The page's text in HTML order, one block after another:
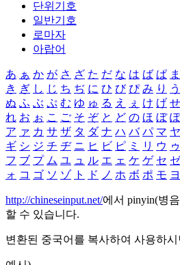
단위기호
일반기호
로마자
아랍어
あ ぁ か が さ ざ た だ な は ば ぱ ま
き ぎ し じ ち ぢ に ひ び ぴ み り う
ぬ ふ ぶ ぷ む ゆ ゅ る え ぇ け げ せ
れ お ぉ こ ご そ ぞ と ど の ほ ぼ ぽ
ア ァ カ サ ザ タ ダ ナ ハ バ パ マ ヤ
ギ シ ジ チ ヂ ニ ヒ ビ ピ ミ リ ウ ゥ
フ ブ プ ム ユ ュ ル エ ェ ケ ゲ セ ゼ
ォ コ ゴ ソ ゾ ト ド ノ ホ ボ ポ モ ヨ
http://chineseinput.net/에서 pinyin(병
할 수 있습니다.
변환된 중국어를 복사하여 사용하